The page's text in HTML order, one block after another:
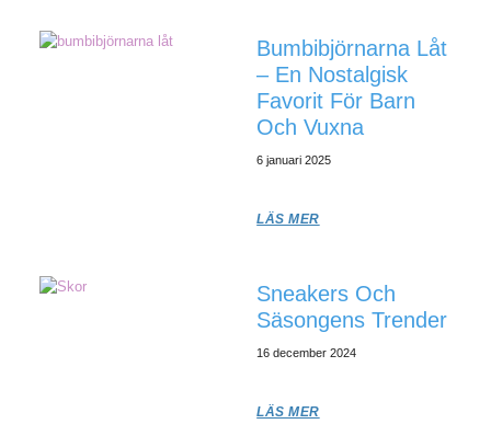
Bumbibjörnarna Låt
– En Nostalgisk
Favorit För Barn
Och Vuxna
6 januari 2025
LÄS MER
Sneakers Och
Säsongens Trender
16 december 2024
LÄS MER